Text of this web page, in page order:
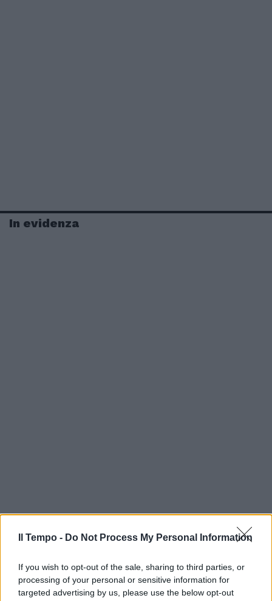
Il Tempo - Do Not Process My Personal Information
If you wish to opt-out of the sale, sharing to third parties, or
processing of your personal or sensitive information for
targeted advertising by us, please use the below opt-out
In evidenza